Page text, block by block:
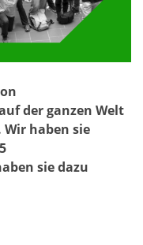
der ganzen Welt
Wir haben sie
sie dazu